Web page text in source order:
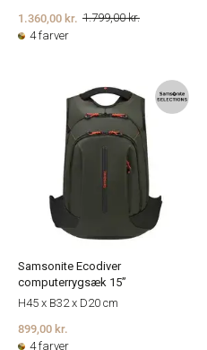
1.799,00 kr.
1.360,00 kr.
4 farver
Samsonite Ecodiver
computerrygsæk 15”
H45 x B32 x D20 cm
899,00 kr.
4 farver